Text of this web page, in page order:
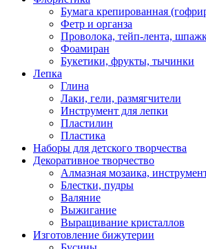
Бумага крепированная
Фетр и органза
Проволока, тейп-лента,
Фоамиран
Букетики, фрукты, тычинки
Лепка
Глина
Лаки, гели, размягчители
Инструмент для лепки
Пластилин
Пластика
Наборы для детского творчества
Декоративное творчество
Алмазная мозаика,
Блестки, пудры
Валяние
Выжигание
Выращивание кристаллов
Изготовление бижутерии